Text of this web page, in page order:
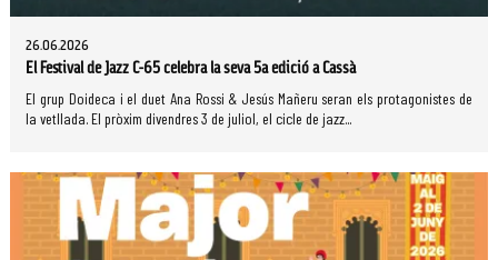
26.06.2026
El Festival de Jazz C-65 celebra la seva 5a edició a Cassà
El grup Doideca i el duet Ana Rossi & Jesús Mañeru seran els protagonistes de
la vetllada. El pròxim divendres 3 de juliol, el cicle de jazz...